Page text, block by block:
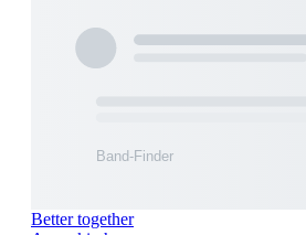
Better together